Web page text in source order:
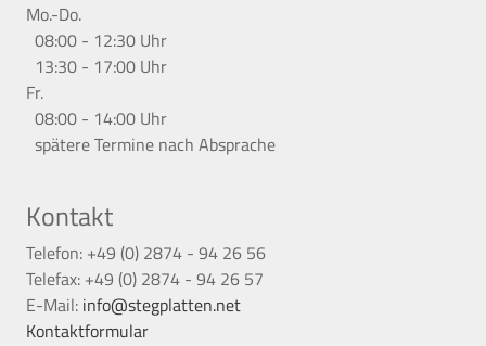
Mo.-Do.
08:00 - 12:30 Uhr
13:30 - 17:00 Uhr
Fr.
08:00 - 14:00 Uhr
spätere Termine nach Absprache
Kontakt
Telefon: +49 (0) 2874 - 94 26 56
Telefax: +49 (0) 2874 - 94 26 57
E-Mail: info@stegplatten.net
Kontaktformular